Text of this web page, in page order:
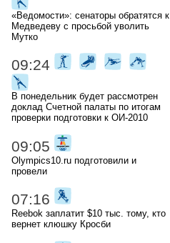
«Ведомости»: сенаторы обратятся к
Медведеву с просьбой уволить
Мутко
09:24
В понедельник будет рассмотрен
доклад Счетной палаты по итогам
проверки подготовки к ОИ-2010
09:05
Olympics10.ru подготовили и
провели
07:16
Reebok заплатит $10 тыс. тому, кто
вернет клюшку Кросби